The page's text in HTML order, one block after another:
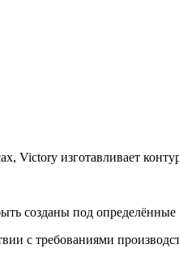
Victory изготавливает
созданы под определённые
с требованиями